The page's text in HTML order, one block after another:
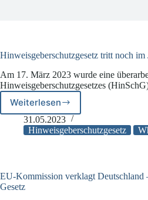
Hinweisgeberschutzgesetz tritt noch
Am 17. März 2023 wurde eine
Hinweisgeberschutzgesetzes
Weiterlesen
tritt
noch
Kraft
31.05.2023
Hinweisgeberschutzgesetz
EU-Kommission verklagt Deutschland
Gesetz